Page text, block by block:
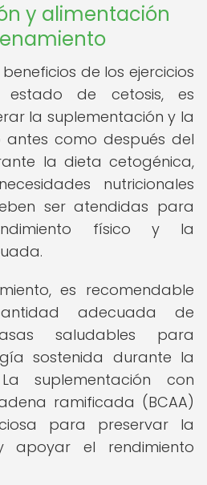
y alimentación
de los ejercicios
de cetosis, es
la suplementación y la
como después del
la dieta cetogénica,
nutricionales
ser atendidas para
físico y la
es recomendable
adecuada de
saludables para
sostenida durante la
suplementación con
ramificada (BCAA)
para preservar la
apoyar el rendimiento